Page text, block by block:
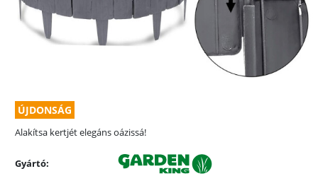
ÚJDONSÁG
Alakítsa kertjét elegáns oázissá!
Gyártó: